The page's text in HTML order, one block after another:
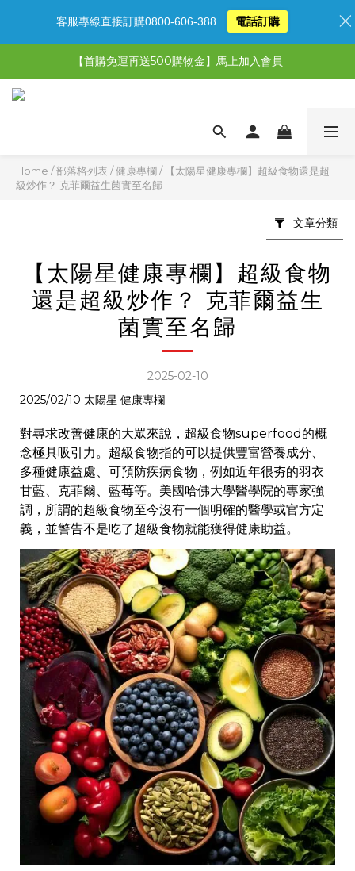
【限時特惠】全館滿1,000送500購物金！
【限時特惠】超值5選3，最高現省1,770元
【首購免運再送500購物金】馬上加入會員
Home /部落格列表 /健康專欄/
【太陽星健康專欄】超級食物還是超
級炒作？ 克菲爾益生菌實至名歸
文章分類
【太陽星健康專欄】超級食物
還是超級炒作？ 克菲爾益生
菌實至名歸
2025-02-10
2025/02/10 太陽星 健康專欄
對尋求改善健康的大眾來說，超級食物superfood的概
念極具吸引力。超級食物指的可以提供豐富營養成分、
多種健康益處、可預防疾病食物，例如近年很夯的羽衣
甘藍、克菲爾、藍莓等。美國哈佛大學醫學院的專家強
調，所謂的超級食物至今沒有一個明確的醫學或官方定
義，並警告不是吃了超級食物就能獲得健康助益。
客服專線直接訂購0800-606-388 電話訂購